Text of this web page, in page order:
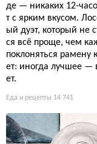
де — никаких 12-
т с ярким вкусом.
ый дуэт, который не
ся всё проще, чем
поклоняться рамену
ет: иногда лучшее —
ет.
Еда и рецепты 14 741